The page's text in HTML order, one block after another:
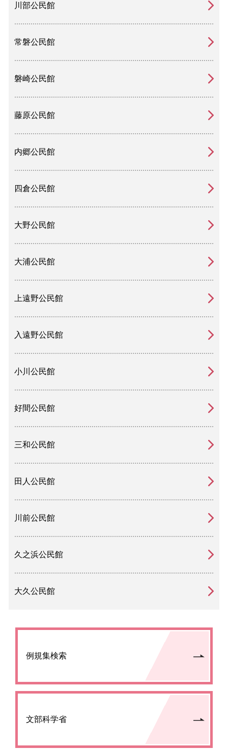
川部公民館
常磐公民館
磐崎公民館
藤原公民館
内郷公民館
四倉公民館
大野公民館
大浦公民館
上遠野公民館
入遠野公民館
小川公民館
好間公民館
三和公民館
田人公民館
川前公民館
久之浜公民館
大久公民館
例規集検索
文部科学省